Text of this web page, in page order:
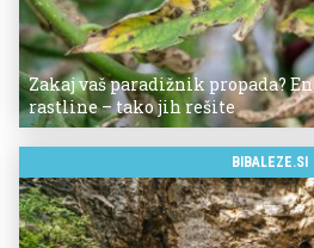
Zakaj vaš paradižnik propada?
rastline – tako jih rešite
BIBALEZE.SI